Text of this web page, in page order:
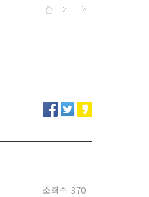
조회수 370